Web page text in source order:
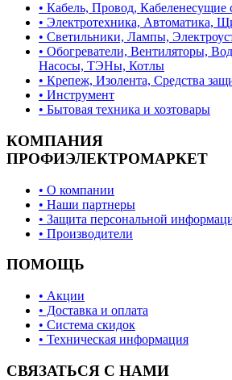
• Кабель, Провод, Кабеленесущие
• Электротехника, Автоматика,
• Светильники, Лампы,
• Обогреватели, Вентиляторы,
Насосы, ТЭНы, Котлы
• Крепеж, Изолента, Средства
• Инструмент
• Бытовая техника и хозтовары
КОМПАНИЯ
ПРОФИЭЛЕКТРОМАРКЕТ
• О компании
• Наши партнеры
• Защита персональной
• Производители
ПОМОЩЬ
• Акции
• Доставка и оплата
• Система скидок
• Техническая информация
СВЯЗАТЬСЯ С НАМИ